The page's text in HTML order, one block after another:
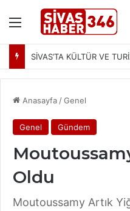
Menü
Anasayfa /Genel
Genel Gündem
Oldu
Moutoussamy Artık